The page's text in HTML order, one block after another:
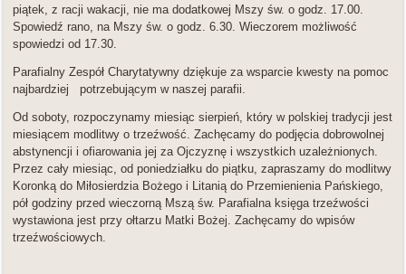
piątek, z racji wakacji, nie ma dodatkowej Mszy św. o godz. 17.00.
Spowiedź rano, na Mszy św. o godz. 6.30. Wieczorem możliwość
spowiedzi od 17.30.
Parafialny Zespół Charytatywny dziękuje za wsparcie kwesty na pomoc
najbardziej potrzebującym w naszej parafii.
Od soboty, rozpoczynamy miesiąc sierpień, który w polskiej tradycji jest
miesiącem modlitwy o trzeźwość. Zachęcamy do podjęcia dobrowolnej
abstynencji i ofiarowania jej za Ojczyznę i wszystkich uzależnionych.
Przez cały miesiąc, od poniedziałku do piątku, zapraszamy do modlitwy
Koronką do Miłosierdzia Bożego i Litanią do Przemienienia Pańskiego,
pół godziny przed wieczorną Mszą św. Parafialna księga trzeźwości
wystawiona jest przy ołtarzu Matki Bożej. Zachęcamy do wpisów
trzeźwościowych.